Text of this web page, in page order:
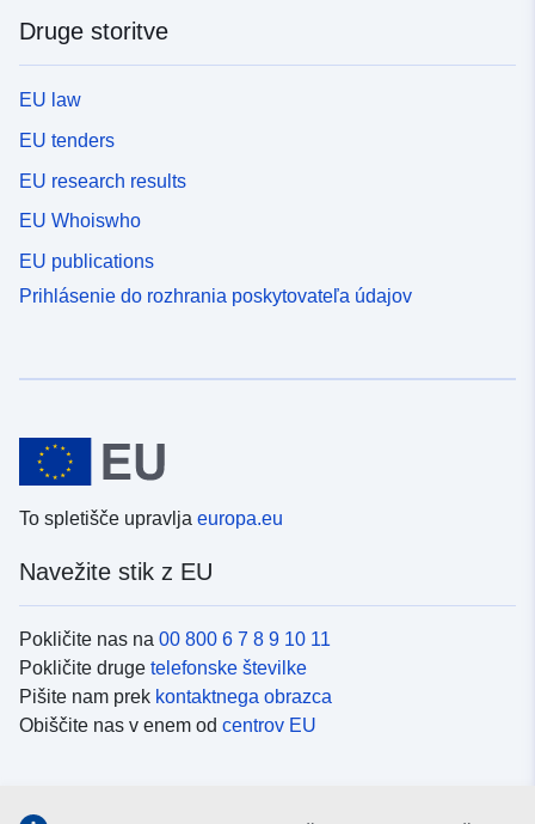
Druge storitve
EU law
EU tenders
EU research results
EU Whoiswho
EU publications
Prihlásenie do rozhrania poskytovateľa údajov
To spletišče upravlja europa.eu
Navežite stik z EU
Pokličite nas na 00 800 6 7 8 9 10 11
Pokličite druge telefonske številke
Pišite nam prek kontaktnega obrazca
Obiščite nas v enem od centrov EU